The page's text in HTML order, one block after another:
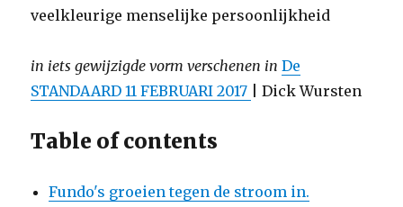
veelkleurige menselijke persoonlijkheid
in iets gewijzigde vorm verschenen inDe
STANDAARD 11 FEBRUARI 2017
| Dick Wursten
Table of contents
Fundo's groeien tegen de stroom in.